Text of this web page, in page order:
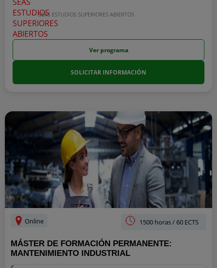
SEAS ESTUDIOS SUPERIORES ABIERTOS
Ver programa
SOLICITAR INFORMACIÓN
Online 1500 horas / 60 ECTS
MÁSTER DE FORMACIÓN PERMANENTE:
MANTENIMIENTO INDUSTRIAL